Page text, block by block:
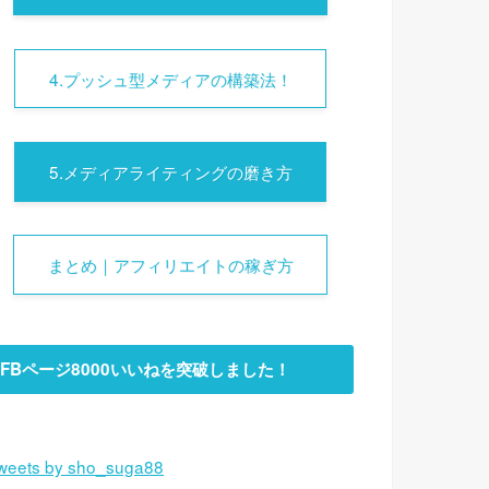
4.プッシュ型メディアの構築法！
5.メディアライティングの磨き方
まとめ｜アフィリエイトの稼ぎ方
FBページ8000いいねを突破しました！
by sho_suga88